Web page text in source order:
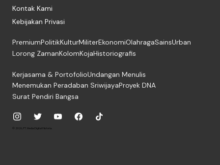
Kontak Kami
Kebijakan Privasi
PremiumPolitikKulturMiliterEkonomiOlahragaSainsUrban
Lorong ZamanKolomKojaHistoriografis
Kerjasama & PortofolioUndangan Menulis
Menemukan Peradaban SriwijayaProyek DNA
Surat Pendiri Bangsa
© 2026, PT. Media Digital Historia.